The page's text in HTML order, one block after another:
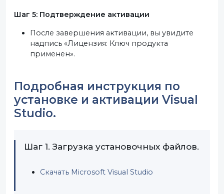
Шаг 5: Подтверждение активации
После завершения активации, вы увидите
надпись «Лицензия: Ключ продукта
применен».
Подробная инструкция по
установке и активации Visual
Studio.
Шаг 1. Загрузка установочных файлов.
Скачать Microsoft Visual Studio